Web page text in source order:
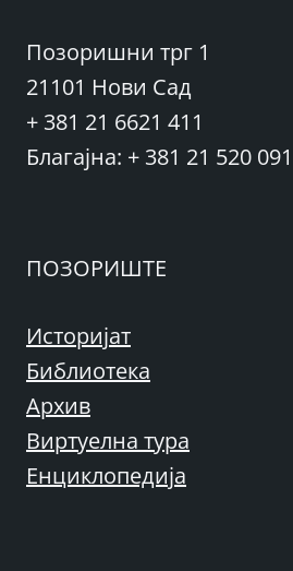
Позоришни трг 1
21101 Нови Сад
+ 381 21 6621 411
Благајна: + 381 21 520 091
ПОЗОРИШТЕ
Историјат
Библиотека
Архив
Виртуелна тура
Енциклопедија